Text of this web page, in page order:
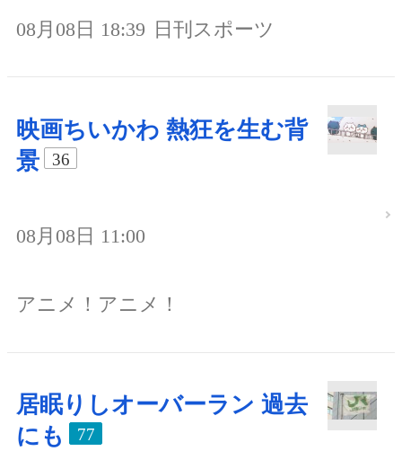
08月08日 18:39 日刊スポーツ
映画ちいかわ 熱狂を生む背
景
36
08月08日 11:00
アニメ！アニメ！
居眠りしオーバーラン 過去
にも
77